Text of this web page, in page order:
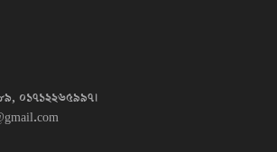
০১৭১২২৬৫৯৯৭।